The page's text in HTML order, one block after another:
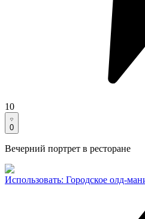
10
0
Вечерний портрет в ресторане
Использовать: Городское олд-